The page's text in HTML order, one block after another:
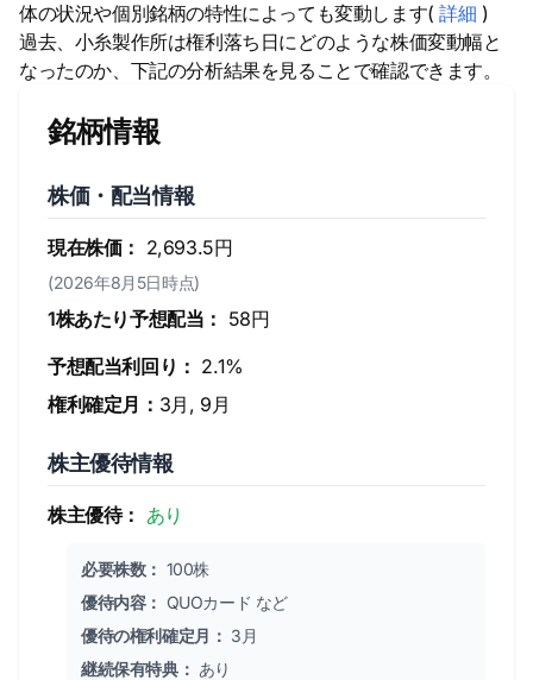
体の状況や個別銘柄の特性によっても変動します(詳細 )
過去、小糸製作所は権利落ち日にどのような株価変動幅と
なったのか、下記の分析結果を見ることで確認できます。
銘柄情報
株価・配当情報
現在株価： 2,693.5円
(2026年8月5日時点)
1株あたり予想配当： 58円
予想配当利回り： 2.1%
権利確定月： 3月, 9月
株主優待情報
株主優待： あり
必要株数： 100株
優待内容： QUOカード など
優待の権利確定月： 3月
継続保有特典： あり